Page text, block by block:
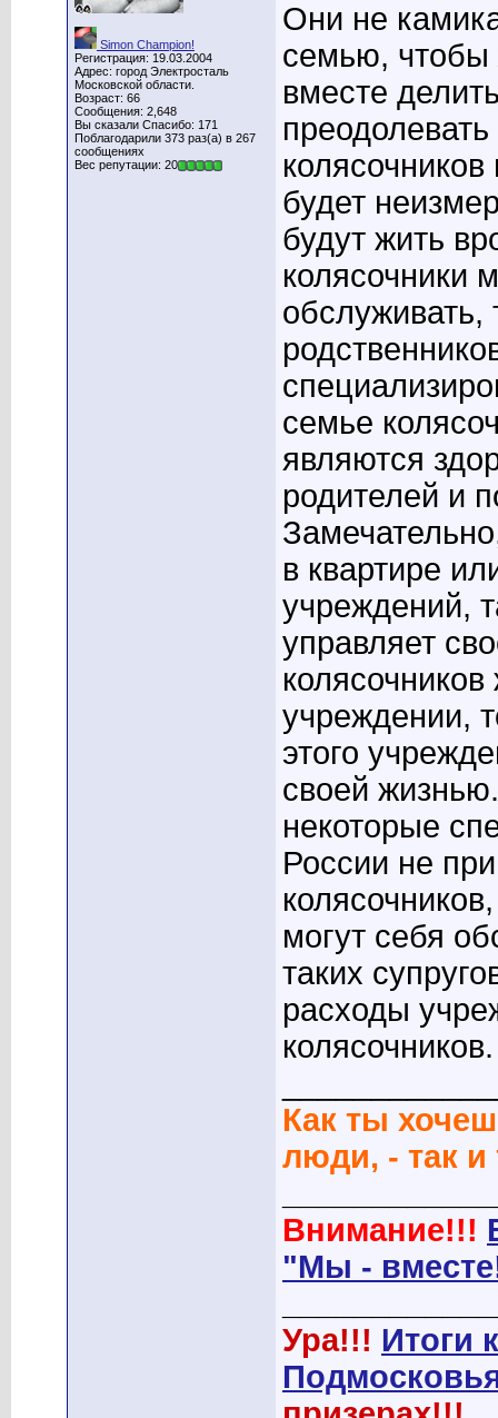
Simon Champion!
Регистрация: 19.03.2004
Адрес: город Электросталь
Московской области.
Возраст: 66
Сообщения: 2,648
Вы сказали Спасибо: 171
Поблагодарили 373 раз(а) в 267
сообщениях
Вес репутации: 20
Они не
семью, чтобы
вместе
будет
будут жить
колясочники
обслуживать,
семье
являются
родителей и
в квартире
учреждений,
управляет
учреждении,
этого
своей
некоторые
России не
могут себя
таких
расходы
колясочников.
Как ты
люди, - так
Внимание!!!
"Мы -
Ура!!! Итоги